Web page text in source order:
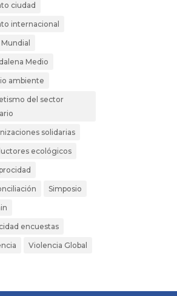
ciudad
internacional
Medio
ambiente
del sector
solidarias
ecológicos
Simposio
encuestas
Violencia Global